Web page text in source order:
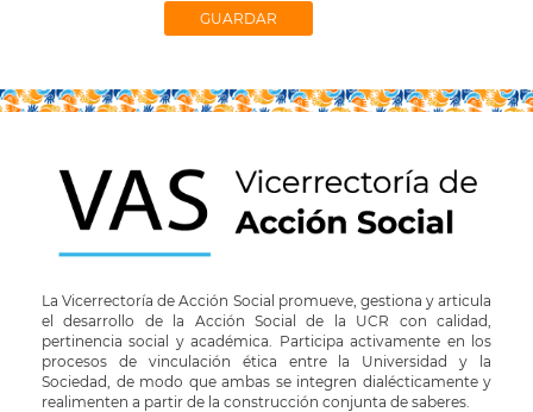
La Vicerrectoría de Acción Social promueve, gestiona y articula
el desarrollo de la Acción Social de la UCR con calidad,
pertinencia social y académica. Participa activamente en los
procesos de vinculación ética entre la Universidad y la
Sociedad, de modo que ambas se integren dialécticamente y
realimenten a partir de la construcción conjunta de saberes.